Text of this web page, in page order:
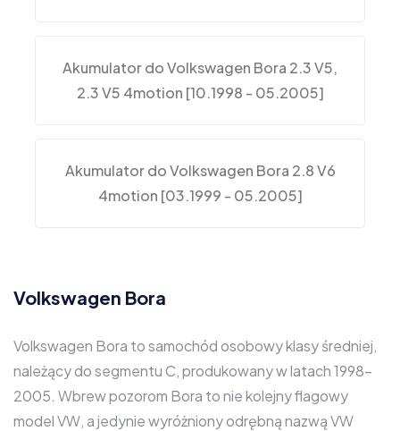
Akumulator do Volkswagen Bora 2.3 V5,
2.3 V5 4motion [10.1998 - 05.2005]
Akumulator do Volkswagen Bora 2.8 V6
4motion [03.1999 - 05.2005]
Volkswagen Bora
Volkswagen Bora to samochód osobowy klasy średniej,
należący do segmentu C, produkowany w latach 1998-
2005. Wbrew pozorom Bora to nie kolejny flagowy
model VW, a jedynie wyróżniony odrębną nazwą VW